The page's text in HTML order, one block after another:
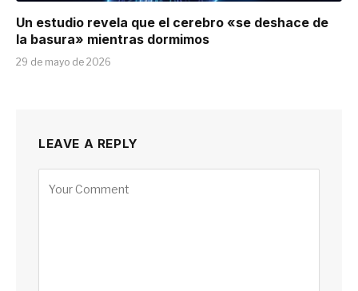
Un estudio revela que el cerebro «se deshace de
la basura» mientras dormimos
29 de mayo de 2026
LEAVE A REPLY